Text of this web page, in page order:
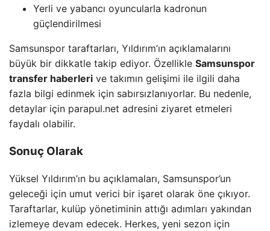
Yerli ve yabancı oyuncularla kadronun
güçlendirilmesi
Samsunspor taraftarları, Yıldırım’ın açıklamalarını
büyük bir dikkatle takip ediyor. Özellikle Samsunspor
transfer haberleri ve takımın gelişimi ile ilgili daha
fazla bilgi edinmek için sabırsızlanıyorlar. Bu nedenle,
detaylar için parapul.net adresini ziyaret etmeleri
faydalı olabilir.
Sonuç Olarak
Yüksel Yıldırım’ın bu açıklamaları, Samsunspor’un
geleceği için umut verici bir işaret olarak öne çıkıyor.
Taraftarlar, kulüp yönetiminin attığı adımları yakından
izlemeye devam edecek. Herkes, yeni sezon için